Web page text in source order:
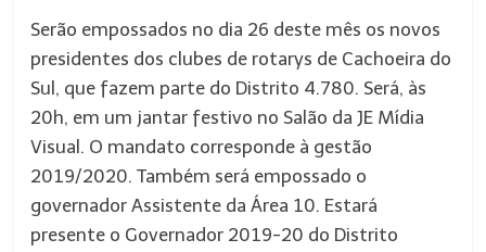
Serão empossados no dia 26 deste mês os novos
presidentes dos clubes de rotarys de Cachoeira do
Sul, que fazem parte do Distrito 4.780. Será, às
20h, em um jantar festivo no Salão da JE Mídia
Visual. O mandato corresponde à gestão
2019/2020. Também será empossado o
governador Assistente da Área 10. Estará
presente o Governador 2019-20 do Distrito